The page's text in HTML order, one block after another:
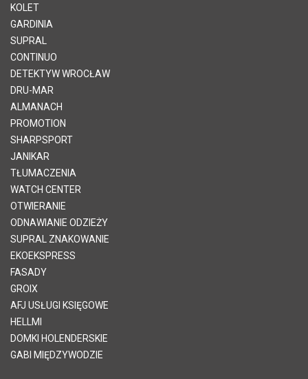
KOLET
GARDINIA
SUPRAL
CONTINUO
DETEKTYW WROCŁAW
DRU-MAR
ALMANACH
PROMOTION
SHARPSPORT
JANIKAR
TŁUMACZENIA
WATCH CENTER
OTWIERANIE
ODNAWIANIE ODZIEŻY
SUPRAL ZNAKOWANIE
EKOEKSPRESS
FASADY
GROIX
AFJ USŁUGI KSIĘGOWE
HELLMI
DOMKI HOLENDERSKIE
GABI MIĘDZYWODZIE